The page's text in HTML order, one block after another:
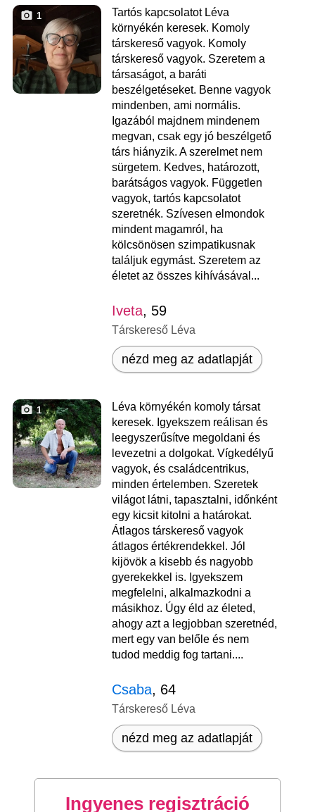
1
Tartós kapcsolatot Léva
környékén keresek. Komoly
társkereső vagyok. Komoly
társkereső vagyok. Szeretem a
társaságot, a baráti
beszélgetéseket. Benne vagyok
mindenben, ami normális.
Igazából majdnem mindenem
megvan, csak egy jó beszélgető
társ hiányzik. A szerelmet nem
sürgetem. Kedves, határozott,
barátságos vagyok. Független
vagyok, tartós kapcsolatot
szeretnék. Szívesen elmondok
mindent magamról, ha
kölcsönösen szimpatikusnak
találjuk egymást. Szeretem az
életet az összes kihívásával...
Iveta, 59
Társkereső Léva
nézd meg az adatlapját
1
Léva környékén komoly társat
keresek. Igyekszem reálisan és
leegyszerűsítve megoldani és
levezetni a dolgokat. Vígkedélyű
vagyok, és családcentrikus,
minden értelemben. Szeretek
világot látni, tapasztalni, időnként
egy kicsit kitolni a határokat.
Átlagos társkereső vagyok
átlagos értékrendekkel. Jól
kijövök a kisebb és nagyobb
gyerekekkel is. Igyekszem
megfelelni, alkalmazkodni a
másikhoz. Úgy éld az életed,
ahogy azt a legjobban szeretnéd,
mert egy van belőle és nem
tudod meddig fog tartani....
Csaba, 64
Társkereső Léva
nézd meg az adatlapját
Ingyenes regisztráció